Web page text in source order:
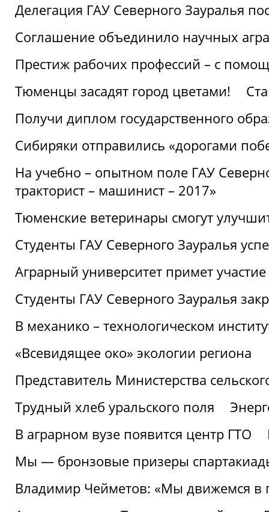
Делегация ГАУ Северного Зауралья
Соглашение объединило научных
Престиж рабочих профессий – с
Тюменцы засадят город цветами!
Получи диплом государственного
Сибиряки отправились «дорогами
На учебно – опытном поле ГАУ
тракторист – машинист – 2017»
Тюменские ветеринары смогут
Студенты ГАУ Северного Зауралья
Аграрный университет примет
Студенты ГАУ Северного Зауралья
В механико – технологическом
«Всевидящее око» экологии региона
Представитель Министерства
Трудный хлеб уральского поля
В аграрном вузе появится центр ГТО
Мы — бронзовые призеры
Владимир Чейметов: «Мы движемся в